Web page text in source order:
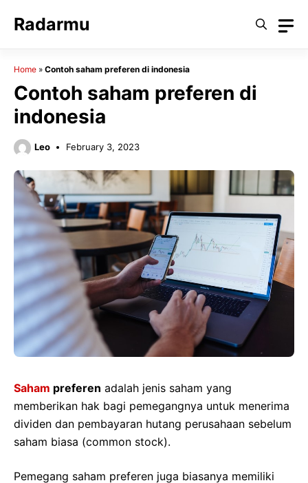
Radarmu
Home » Contoh saham preferen di indonesia
Contoh saham preferen di
indonesia
Leo February 3, 2023
Saham preferen adalah jenis saham yang
memberikan hak bagi pemegangnya untuk menerima
dividen dan pembayaran hutang perusahaan sebelum
saham biasa (common stock).
Pemegang saham preferen juga biasanya memiliki